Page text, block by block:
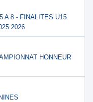
A 8 - FINALITES U15
2026
HONNEUR